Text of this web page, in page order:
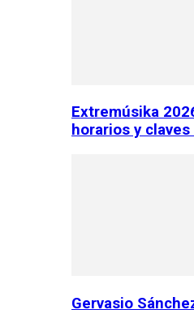
Extremúsika
horarios y
Gervasio